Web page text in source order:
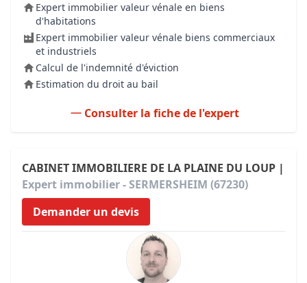
Expert immobilier valeur vénale en biens
d'habitations
Expert immobilier valeur vénale biens commerciaux
et industriels
Calcul de l'indemnité d'éviction
Estimation du droit au bail
Consulter la fiche de l'expert
CABINET IMMOBILIERE DE LA PLAINE DU LOUP |
Expert immobilier - SERMERSHEIM (67230)
Demander un devis